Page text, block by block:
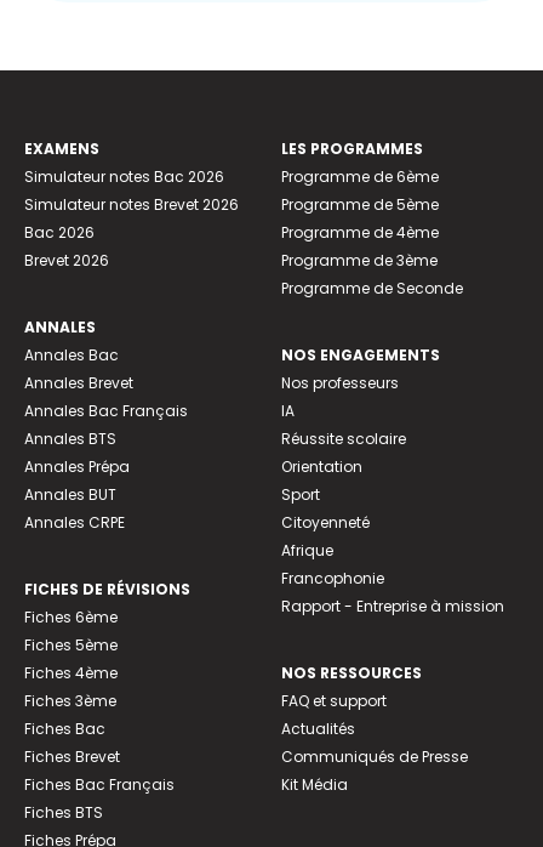
EXAMENS
Simulateur notes Bac 2026
Simulateur notes Brevet 2026
Bac 2026
Brevet 2026
ANNALES
Annales Bac
Annales Brevet
Annales Bac Français
Annales BTS
Annales Prépa
Annales BUT
Annales CRPE
FICHES DE RÉVISIONS
Fiches 6ème
Fiches 5ème
Fiches 4ème
Fiches 3ème
Fiches Bac
Fiches Brevet
Fiches Bac Français
Fiches BTS
Fiches Prépa
LES PROGRAMMES
Programme de 6ème
Programme de 5ème
Programme de 4ème
Programme de 3ème
Programme de Seconde
NOS ENGAGEMENTS
Nos professeurs
IA
Réussite scolaire
Orientation
Sport
Citoyenneté
Afrique
Francophonie
Rapport - Entreprise à mission
NOS RESSOURCES
FAQ et support
Actualités
Communiqués de Presse
Kit Média